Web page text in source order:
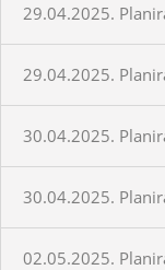
29.04.2025.
29.04.2025.
30.04.2025.
30.04.2025.
02.05.2025.